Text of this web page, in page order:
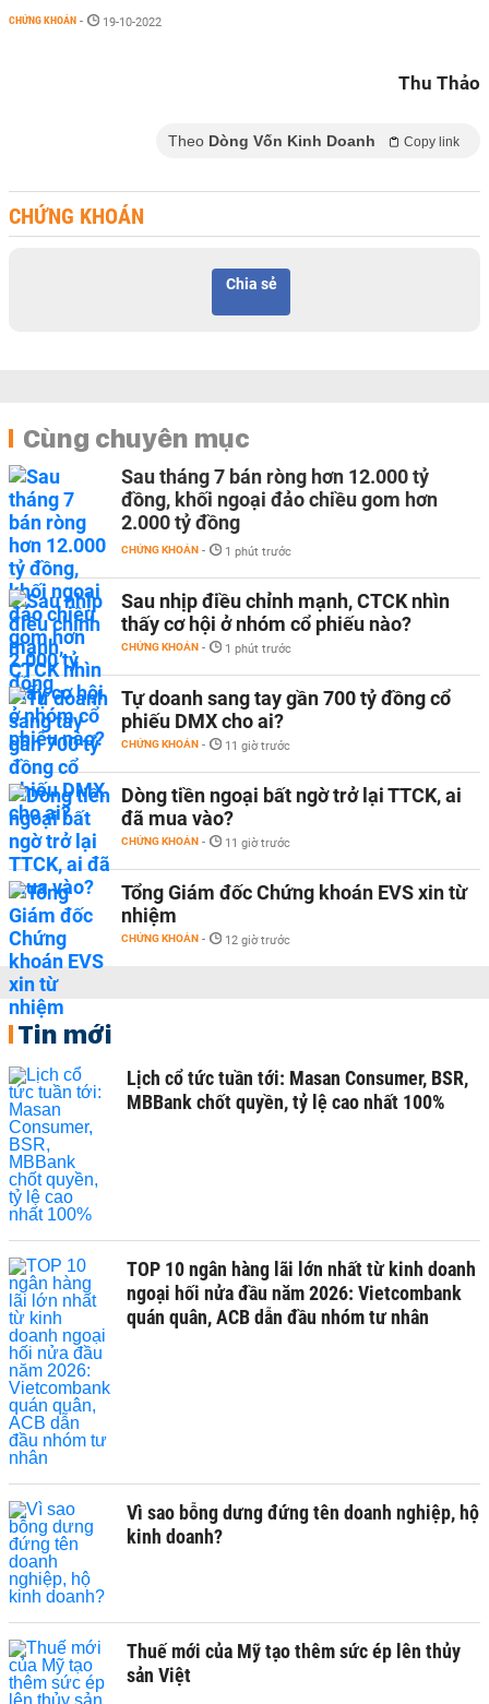
CHỨNG KHOÁN - 19-10-2022
Thu Thảo
Theo Dòng Vốn Kinh Doanh Copy link
CHỨNG KHOÁN
Chia sẻ
Cùng chuyên mục
Sau tháng 7 bán ròng hơn 12.000 tỷ
đồng, khối ngoại đảo chiều gom hơn
2.000 tỷ đồng
CHỨNG KHOÁN - 1 phút trước
Sau nhịp điều chỉnh mạnh, CTCK nhìn
thấy cơ hội ở nhóm cổ phiếu nào?
CHỨNG KHOÁN - 1 phút trước
Tự doanh sang tay gần 700 tỷ đồng cổ
phiếu DMX cho ai?
CHỨNG KHOÁN - 11 giờ trước
Dòng tiền ngoại bất ngờ trở lại TTCK, ai
đã mua vào?
CHỨNG KHOÁN - 11 giờ trước
Tổng Giám đốc Chứng khoán EVS xin từ
nhiệm
CHỨNG KHOÁN - 12 giờ trước
Tin mới
Lịch cổ tức tuần tới: Masan Consumer, BSR,
MBBank chốt quyền, tỷ lệ cao nhất 100%
TOP 10 ngân hàng lãi lớn nhất từ kinh doanh
ngoại hối nửa đầu năm 2026: Vietcombank
quán quân, ACB dẫn đầu nhóm tư nhân
Vì sao bỗng dưng đứng tên doanh nghiệp, hộ
kinh doanh?
Thuế mới của Mỹ tạo thêm sức ép lên thủy
sản Việt